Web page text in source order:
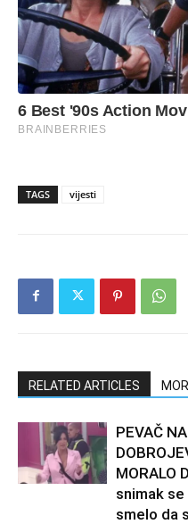
TAGS vijesti
RELATED ARTICLES
PEVAČ
MORALO
snimak se
smelo da